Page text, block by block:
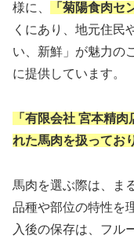
様に、
「菊陽食肉セ
くにあり、地元住民
い、新鮮」が魅力の
に提供しています。
「有限会社 宮本精
れた馬肉を扱ってお
馬肉を選ぶ際は、ま
品種や部位の特性を
入後の保存は、フル